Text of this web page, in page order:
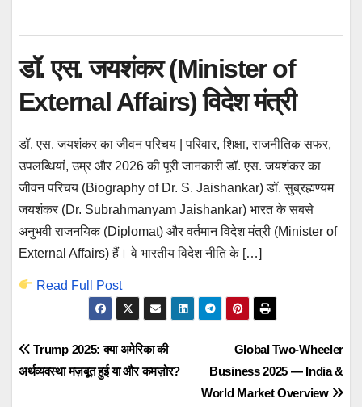
डॉ. एस. जयशंकर (Minister of
External Affairs) विदेश मंत्री
डॉ. एस. जयशंकर का जीवन परिचय | परिवार, शिक्षा, राजनीतिक सफर,
उपलब्धियां, उम्र और 2026 की पूरी जानकारी डॉ. एस. जयशंकर का
जीवन परिचय (Biography of Dr. S. Jaishankar) डॉ. सुब्रह्मण्यम
जयशंकर (Dr. Subrahmanyam Jaishankar) भारत के सबसे
अनुभवी राजनयिक (Diplomat) और वर्तमान विदेश मंत्री (Minister of
External Affairs) हैं। वे भारतीय विदेश नीति के […]
Read Full Post
Post
navigation
Global Two-Wheeler
Business 2025 — India &
World Market Overview
Trump 2025: क्या अमेरिका की
अर्थव्यवस्था मज़बूत हुई या और कमज़ोर?